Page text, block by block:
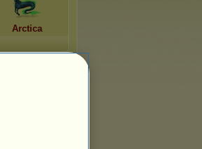
Arctica